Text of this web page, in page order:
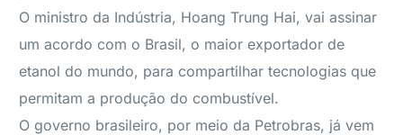
O ministro da Indústria, Hoang Trung Hai, vai assinar
um acordo com o Brasil, o maior exportador de
etanol do mundo, para compartilhar tecnologias que
permitam a produção do combustível.
O governo brasileiro, por meio da Petrobras, já vem